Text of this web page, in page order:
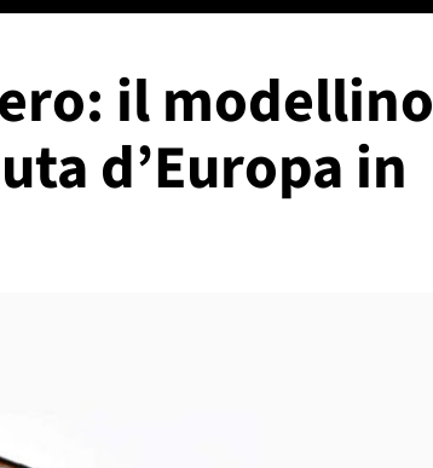
il modellino
d’Europa in